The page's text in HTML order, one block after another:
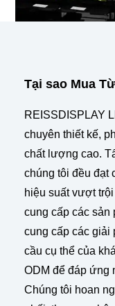
Tại sao Mua
REISSDISPLAY
chuyên thiết kế,
chất lượng cao.
chúng tôi đều đạt
hiệu suất vượt
cung cấp các sản
cung cấp các giải
cầu cụ thể của
ODM để đáp ứng
Chúng tôi hoan